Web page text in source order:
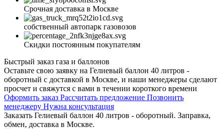
Срочная доставка в Москве
собственный автопарк газовозов
Скидки постоянным покупателям
Быстрый заказ газа и баллонов
Оставьте свою заявку на Гелиевый баллон 40 литров -
оборотный с доставкой в Москве, и наши менеджеры сделают
просчет и свяжутся с вами в течении короткого времени
Оформить заказ Рассчитать предложение Позвонить
менеджеру Нужна консультация
Заказать Гелиевый баллон 40 литров - оборотный. Заправка,
обмен, доставка в Москве.